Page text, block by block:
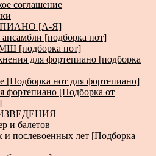
соглашение
[А-Я]
[подборка нот]
[подборка нот]
для фортепиано [подборка
[Подборка нот для фортепиано]
фортепиано [Подборка от
балетов
послевоенных лет [Подборка